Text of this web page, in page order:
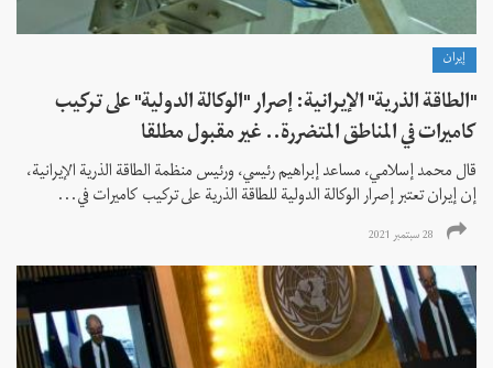
إيران
"الطاقة الذرية" الإيرانية: إصرار "الوكالة الدولية" على تركيب
كاميرات في المناطق المتضررة.. غير مقبول مطلقا
قال محمد إسلامي، مساعد إبراهيم رئيسي، ورئيس منظمة الطاقة الذرية الإيرانية،
إن إيران تعتبر إصرار الوكالة الدولية للطاقة الذرية على تركيب كاميرات في...
28 سبتمبر 2021